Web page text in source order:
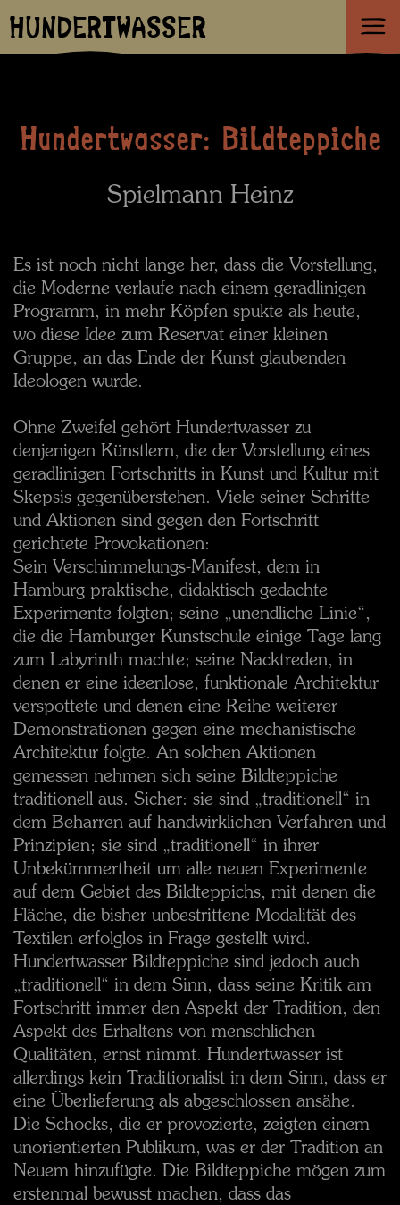
HUNDERTWASSER
Hundertwasser: Bildteppiche
Spielmann Heinz
Es ist noch nicht lange her, dass die Vorstellung,
die Moderne verlaufe nach einem geradlinigen
Programm, in mehr Köpfen spukte als heute,
wo diese Idee zum Reservat einer kleinen
Gruppe, an das Ende der Kunst glaubenden
Ideologen wurde.
Ohne Zweifel gehört Hundertwasser zu
denjenigen Künstlern, die der Vorstellung eines
geradlinigen Fortschritts in Kunst und Kultur mit
Skepsis gegenüberstehen. Viele seiner Schritte
und Aktionen sind gegen den Fortschritt
gerichtete Provokationen:
Sein Verschimmelungs-Manifest, dem in
Hamburg praktische, didaktisch gedachte
Experimente folgten; seine „unendliche Linie“,
die die Hamburger Kunstschule einige Tage lang
zum Labyrinth machte; seine Nacktreden, in
denen er eine ideenlose, funktionale Architektur
verspottete und denen eine Reihe weiterer
Demonstrationen gegen eine mechanistische
Architektur folgte. An solchen Aktionen
gemessen nehmen sich seine Bildteppiche
traditionell aus. Sicher: sie sind „traditionell“ in
dem Beharren auf handwirklichen Verfahren und
Prinzipien; sie sind „traditionell“ in ihrer
Unbekümmertheit um alle neuen Experimente
auf dem Gebiet des Bildteppichs, mit denen die
Fläche, die bisher unbestrittene Modalität des
Textilen erfolglos in Frage gestellt wird.
Hundertwasser Bildteppiche sind jedoch auch
„traditionell“ in dem Sinn, dass seine Kritik am
Fortschritt immer den Aspekt der Tradition, den
Aspekt des Erhaltens von menschlichen
Qualitäten, ernst nimmt. Hundertwasser ist
allerdings kein Traditionalist in dem Sinn, dass er
eine Überlieferung als abgeschlossen ansähe.
Die Schocks, die er provozierte, zeigten einem
unorientierten Publikum, was er der Tradition an
Neuem hinzufügte. Die Bildteppiche mögen zum
erstenmal bewusst machen, dass das